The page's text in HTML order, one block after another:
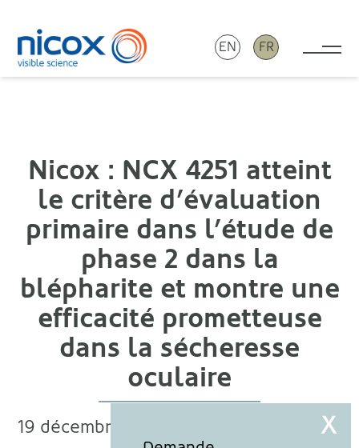
Nicox
EN FR
Nicox : NCX 4251 atteint
le critère d’évaluation
primaire dans l’étude de
phase 2 dans la
blépharite et montre une
efficacité prometteuse
dans la sécheresse
oculaire
19 décembre 2019